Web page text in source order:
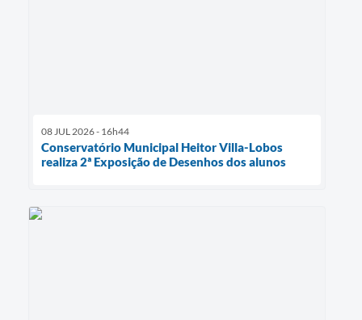
08 JUL 2026 - 16h44
Conservatório Municipal Heitor Villa-Lobos
realiza 2ª Exposição de Desenhos dos alunos